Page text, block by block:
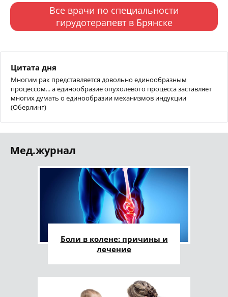
Все врачи по специальности
гирудотерапевт в Брянске
Цитата дня
Многим рак представляется довольно единообразным
процессом... а единообразие опухолевого процесса заставляет
многих думать о единообразии механизмов индукции
(Оберлинг)
Мед.журнал
Боли в колене: причины и
лечение